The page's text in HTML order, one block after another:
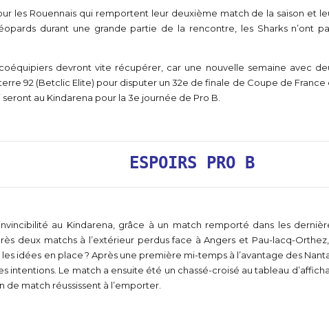
4
5
6
7
8
9
9
0
0
les Rouennais qui remportent leur deuxième match de la saison et
durant une grande partie de la rencontre, les Sharks n’ont
devront vite récupérer, car une nouvelle semaine avec
92 (Betclic Elite) pour disputer un 32e de finale de Coupe de
au Kindarena pour la 3e journée de Pro B.
ESPOIRS PRO B
au Kindarena, grâce à un match remporté dans les
deux matchs à l’extérieur perdus face à Angers et Pau-lacq-
idées en place ? Après une première mi-temps à l’avantage des
intentions. Le match a ensuite été un chassé-croisé au tableau
de match réussissent à l’emporter.